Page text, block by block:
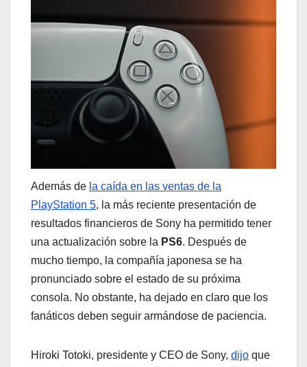
Además de la caída en las ventas de la
PlayStation 5, la más reciente presentación de
resultados financieros de Sony ha permitido tener
una actualización sobre la PS6. Después de
mucho tiempo, la compañía japonesa se ha
pronunciado sobre el estado de su próxima
consola. No obstante, ha dejado en claro que los
fanáticos deben seguir armándose de paciencia.
Hiroki Totoki, presidente y CEO de Sony, dijo que